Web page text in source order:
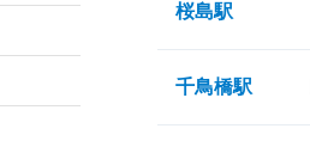
桜島駅
千鳥橋駅